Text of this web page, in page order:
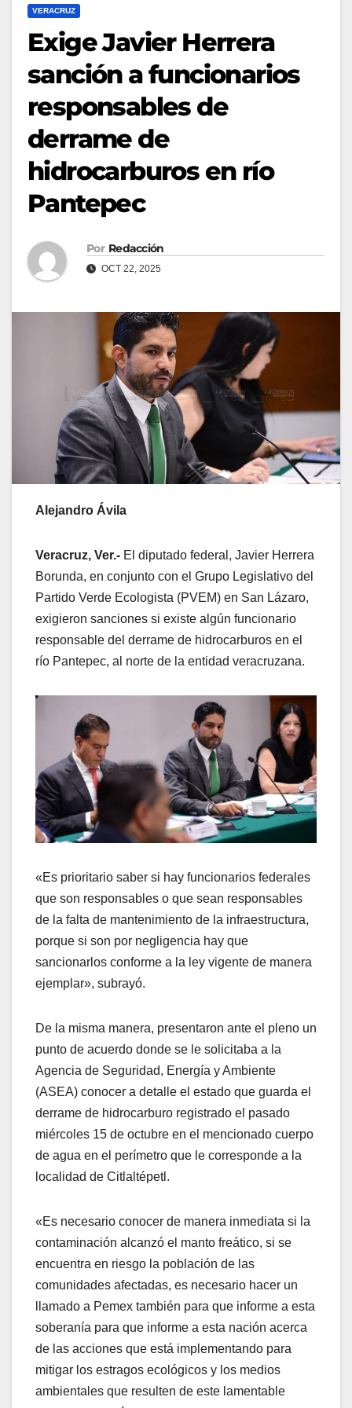
VERACRUZ
Exige Javier Herrera
sanción a funcionarios
responsables de
derrame de
hidrocarburos en río
Pantepec
Por Redacción
OCT 22, 2025
Alejandro Ávila
Veracruz, Ver.- El diputado federal, Javier Herrera
Borunda, en conjunto con el Grupo Legislativo del
Partido Verde Ecologista (PVEM) en San Lázaro,
exigieron sanciones si existe algún funcionario
responsable del derrame de hidrocarburos en el
río Pantepec, al norte de la entidad veracruzana.
«Es prioritario saber si hay funcionarios federales
que son responsables o que sean responsables
de la falta de mantenimiento de la infraestructura,
porque si son por negligencia hay que
sancionarlos conforme a la ley vigente de manera
ejemplar», subrayó.
De la misma manera, presentaron ante el pleno un
punto de acuerdo donde se le solicitaba a la
Agencia de Seguridad, Energía y Ambiente
(ASEA) conocer a detalle el estado que guarda el
derrame de hidrocarburo registrado el pasado
miércoles 15 de octubre en el mencionado cuerpo
de agua en el perímetro que le corresponde a la
localidad de Citlaltépetl.
«Es necesario conocer de manera inmediata si la
contaminación alcanzó el manto freático, si se
encuentra en riesgo la población de las
comunidades afectadas, es necesario hacer un
llamado a Pemex también para que informe a esta
soberanía para que informe a esta nación acerca
de las acciones que está implementando para
mitigar los estragos ecológicos y los medios
ambientales que resulten de este lamentable